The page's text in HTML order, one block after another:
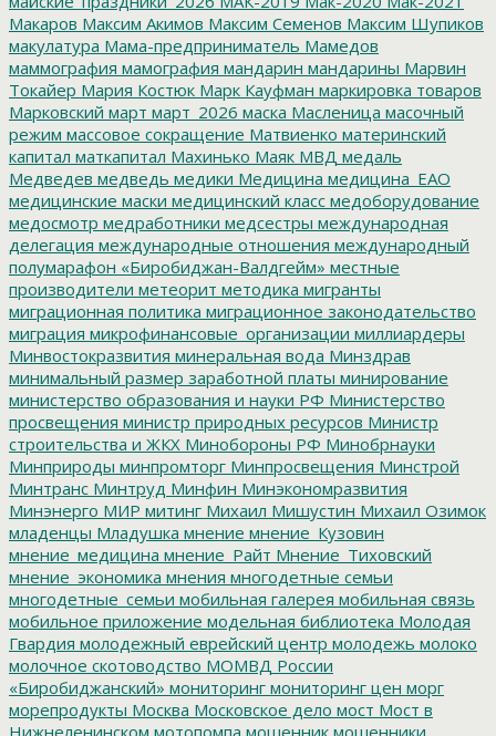
Макаров Максим Акимов Максим Семенов Максим Шупиков
макулатура Мама-предприниматель Мамедов
маммография мамография мандарин мандарины Марвин
Токайер Мария Костюк Марк Кауфман маркировка товаров
Марковский март март_2026 маска Масленица масочный
режим массовое сокращение Матвиенко материнский
капитал маткапитал Махинько Маяк МВД медаль
Медведев медведь медики Медицина медицина_ЕАО
медицинские маски медицинский класс медоборудование
медосмотр медработники медсестры международная
делегация международные отношения международный
полумарафон «Биробиджан-Валдгейм» местные
производители метеорит методика мигранты
миграционная политика миграционное законодательство
миграция микрофинансовые_организации миллиардеры
Минвостокразвития минеральная вода Минздрав
минимальный размер заработной платы минирование
министерство образования и науки РФ Министерство
просвещения министр природных ресурсов Министр
строительства и ЖКХ Минобороны РФ Минобрнауки
Минприроды минпромторг Минпросвещения Минстрой
Минтранс Минтруд Минфин Минэкономразвития
Минэнерго МИР митинг Михаил Мишустин Михаил Озимок
младенцы Младушка мнение мнение_Кузовин
мнение_медицина мнение_Райт Мнение_Тиховский
мнение_экономика мнения многодетные семьи
многодетные_семьи мобильная галерея мобильная связь
мобильное приложение модельная библиотека Молодая
Гвардия молодежный еврейский центр молодежь молоко
молочное скотоводство МОМВД России
«Биробиджанский» мониторинг мониторинг цен морг
морепродукты Москва Московское дело мост Мост в